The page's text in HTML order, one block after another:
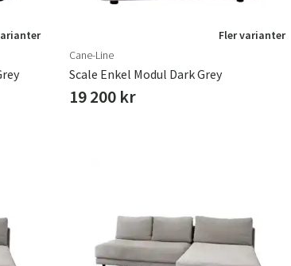
Fler varianter
Cane-Line
Scale Enkel Modul Dark Grey
19 200 kr